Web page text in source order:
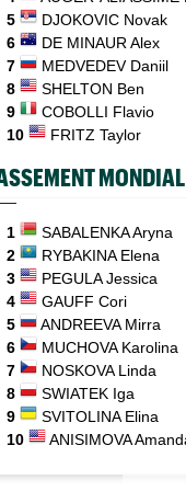
Wawrinka engagés
WTA - Toronto
Bianca Andreescu, très
décevoir..."
US Open (Q)
Sept Françaises
Mladenovic protégée
ATP - Montréal
Fils, Rinderknech et
diffusion TV
BJK Cup
Zheng, Rybakina,
Finals ?
5
DJOKOVIC Novak
6
DE MINAUR Alex
7
MEDVEDEV Daniil
8
SHELTON Ben
9
COBOLLI Flavio
10
FRITZ Taylor
1 SABALENKA Aryna
2
RYBAKINA Elena
3
PEGULA Jessica
4
GAUFF Cori
5
ANDREEVA Mirra
6
MUCHOVA Karolina
7
NOSKOVA Linda
8
SWIATEK Iga
9
SVITOLINA Elina
10
ANISIMOVA